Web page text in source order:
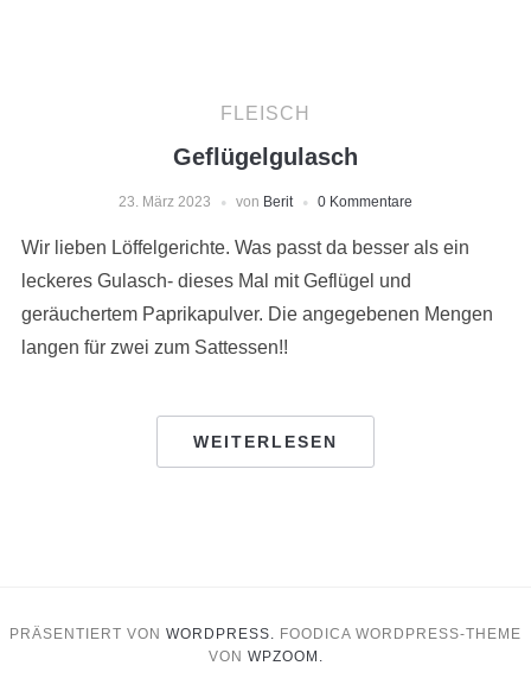
FLEISCH
Geflügelgulasch
23. März 2023 von Berit 0 Kommentare
Wir lieben Löffelgerichte. Was passt da besser als ein
leckeres Gulasch- dieses Mal mit Geflügel und
geräuchertem Paprikapulver. Die angegebenen Mengen
langen für zwei zum Sattessen!!
WEITERLESEN
PRÄSENTIERT VON WORDPRESS. FOODICA WORDPRESS-THEME
VON WPZOOM.